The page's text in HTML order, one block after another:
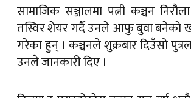
सामाजिक सञ्जालमा पत्नी कञ्चन
तस्विर शेयर गर्दै उनले आफु बुवा बनेको
गरेका हुन् । कञ्चनले शुक्रबार दिउँसो
उनले जानकारी दिए ।